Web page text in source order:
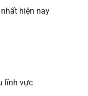
hiện nay
lĩnh vực